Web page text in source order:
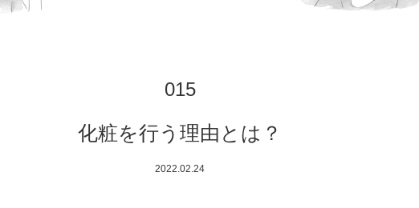
015
化粧を行う理由とは？
2022.02.24